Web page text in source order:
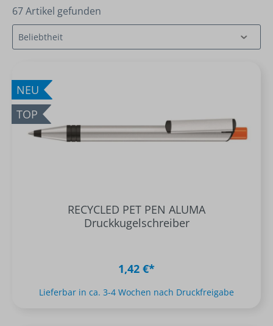
67 Artikel gefunden
NEU
TOP
RECYCLED PET PEN ALUMA
Druckkugelschreiber
1,42 €*
Lieferbar in ca. 3-4 Wochen nach Druckfreigabe